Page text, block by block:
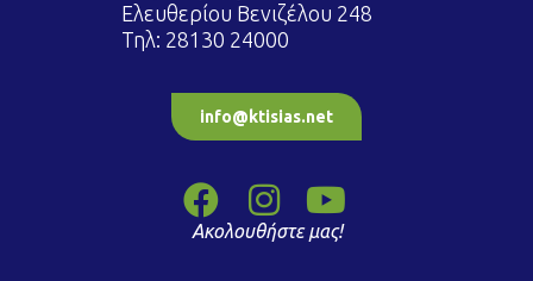
Ελευθερίου Βενιζέλου 248
Τηλ: 28130 24000
info@ktisias.net
Ακολουθήστε μας!